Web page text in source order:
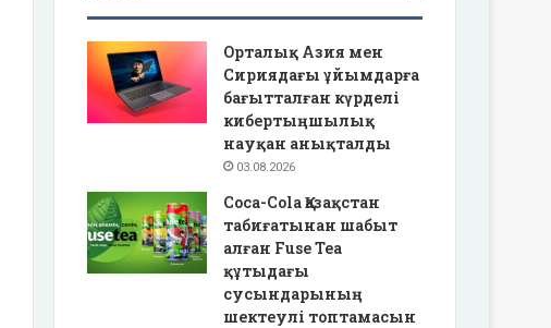
Орталық Азия мен
Сириядағы ұйымдарға
бағытталған күрделі
кибертыңшылық
науқан анықталды
03.08.2026
Coca-Cola Қазақстан
табиғатынан шабыт
алған Fuse Tea
құтыдағы
сусындарының
шектеулі топтамасын